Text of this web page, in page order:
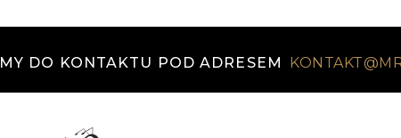
DO KONTAKTU POD ADRESEM